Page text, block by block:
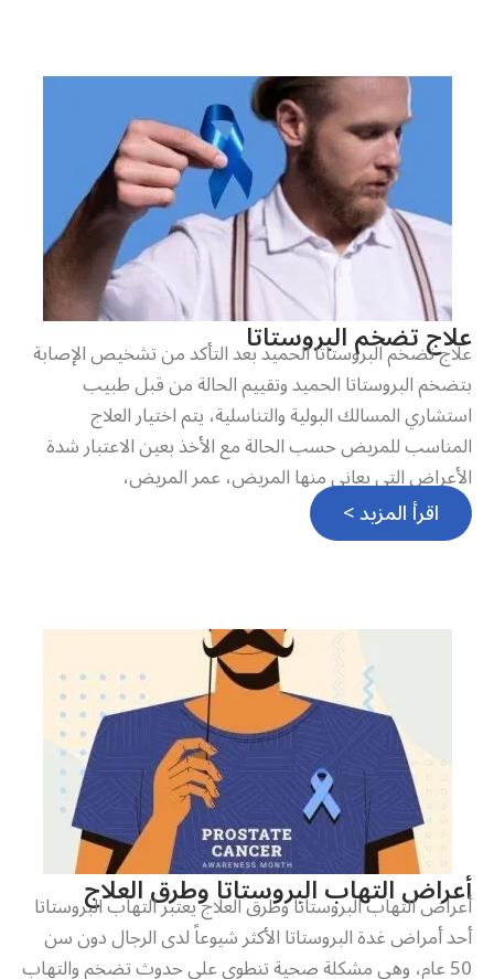
علاج تضخم البروستاتا
علاج تضخم البروستاتا الحميد بعد التأكد من تشخيص الإصابة
بتضخم البروستاتا الحميد وتقييم الحالة من قبل طبيب
استشاري المسالك البولية والتناسلية، يتم اختيار العلاج
المناسب للمريض حسب الحالة مع الأخذ بعين الاعتبار شدة
الأعراض التي يعاني منها المريض، عمر المريض،
اقرأ المزيد >
أعراض التهاب البروستاتا وطرق العلاج
أعراض التهاب البروستاتا وطرق العلاج يعتبر التهاب البروستاتا
أحد أمراض غدة البروستاتا الأكثر شيوعاً لدى الرجال دون سن
50 عام، وهي مشكلة صحية تنطوي على حدوث تضخم والتهاب